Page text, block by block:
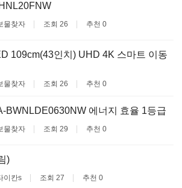
물찾자 조회 26 추천 0
109cm(43인치) UHD 4K 스마트 이동
물찾자 조회 26 추천 0
BWNLDE0630NW 에너지 효율 1등급
물찾자 조회 29 추천 0
)
이칸s 조회 27 추천 0